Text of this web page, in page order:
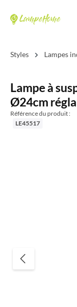
Styles Lampes
Lampe à
Ø24cm
Référence du produit :
LE45517